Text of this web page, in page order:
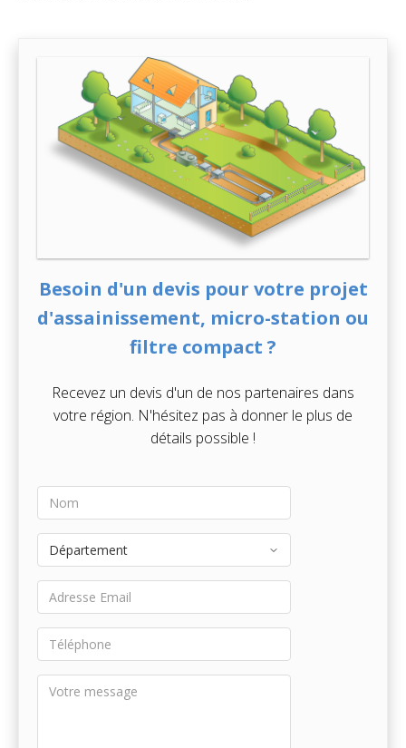
Besoin d'un devis pour votre projet
d'assainissement, micro-station ou
filtre compact ?
Recevez un devis d'un de nos partenaires dans
votre région. N'hésitez pas à donner le plus de
détails possible !